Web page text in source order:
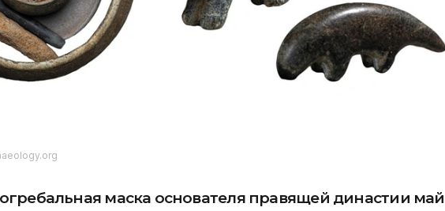
маска основателя правящей династии